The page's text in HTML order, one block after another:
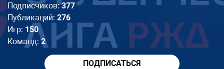
Подписчиков:377
Публикаций: 276
Игр: 150
Команд:2
ПОДПИСАТЬСЯ